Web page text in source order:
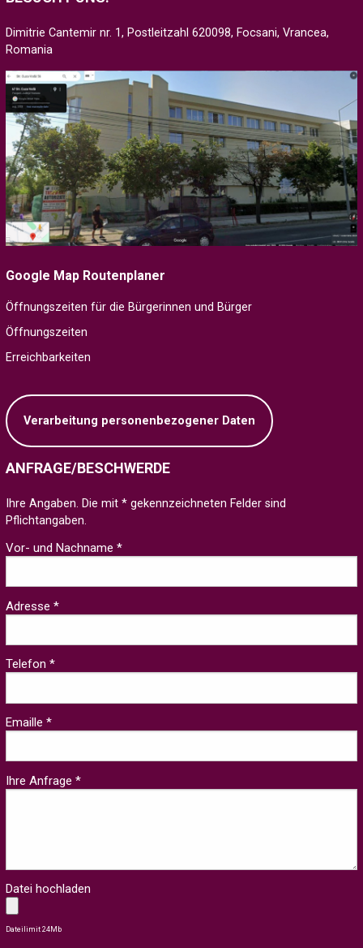
Dimitrie Cantemir nr. 1, Postleitzahl 620098, Focsani, Vrancea,
Romania
Google Map Routenplaner
Öffnungszeiten für die Bürgerinnen und Bürger
Öffnungszeiten
Erreichbarkeiten
Verarbeitung personenbezogener Daten
ANFRAGE/BESCHWERDE
Ihre Angaben. Die mit * gekennzeichneten Felder sind
Pflichtangaben.
Vor- und Nachname *
Adresse *
Telefon *
Emaille *
Ihre Anfrage *
Datei hochladen
Dateilimit 24Mb